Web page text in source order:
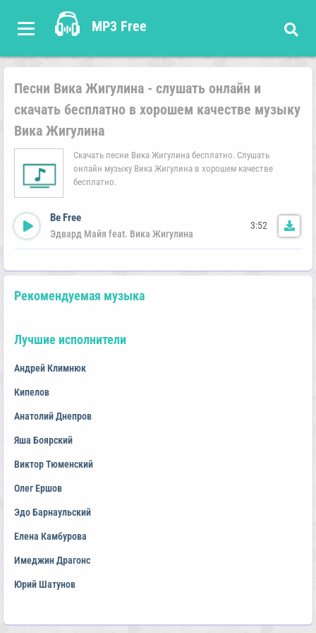
MP3 Free
Песни Вика Жигулина - слушать онлайн и
скачать бесплатно в хорошем качестве музыку
Вика Жигулина
Скачать песни Вика Жигулина бесплатно. Слушать
онлайн музыку Вика Жигулина в хорошем качестве
бесплатно.
Be Free
Эдвард Майя feat. Вика Жигулина
3:52
Рекомендуемая музыка
Лучшие исполнители
Андрей Климнюк
Кипелов
Анатолий Днепров
Яша Боярский
Виктор Тюменский
Олег Ершов
Эдо Барнаульский
Елена Камбурова
Имеджин Драгонс
Юрий Шатунов